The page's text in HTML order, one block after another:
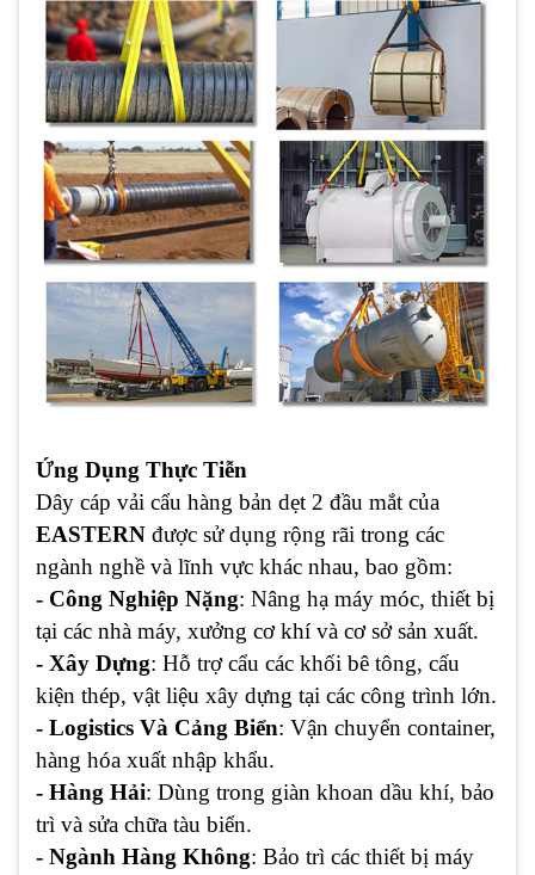
Ứng Dụng Thực Tiễn
Dây cáp vải cẩu hàng bản dẹt 2 đầu mắt của
EASTERN được sử dụng rộng rãi trong các
ngành nghề và lĩnh vực khác nhau, bao gồm:
- Công Nghiệp Nặng: Nâng hạ máy móc, thiết bị
tại các nhà máy, xưởng cơ khí và cơ sở sản xuất.
- Xây Dựng: Hỗ trợ cẩu các khối bê tông, cấu
kiện thép, vật liệu xây dựng tại các công trình lớn.
- Logistics Và Cảng Biển: Vận chuyển container,
hàng hóa xuất nhập khẩu.
- Hàng Hải: Dùng trong giàn khoan dầu khí, bảo
trì và sửa chữa tàu biển.
- Ngành Hàng Không: Bảo trì các thiết bị máy